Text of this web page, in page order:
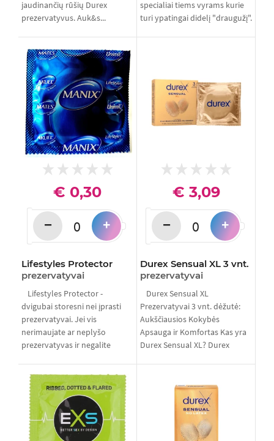
jaudinančių rūšių Durex
prezervatyvus. Auk&s...
specialiai tiems vyrams kurie
turi ypatingai didelį "draugužį".
Lifestyles Protector
prezervatyvai
€ 0,30
− +
Lifestyles Protector -
dvigubai storesni nei įprasti
prezervatyvai. Jei vis
nerimaujate ar neplyšo
prezervatyvas ir negalite
Durex Sensual XL 3 vnt.
prezervatyvai
€ 3,09
− +
Durex Sensual XL
Prezervatyvai 3 vnt. dėžutė:
Aukščiausios Kokybės
Apsauga ir Komfortas Kas yra
Durex Sensual XL? Durex